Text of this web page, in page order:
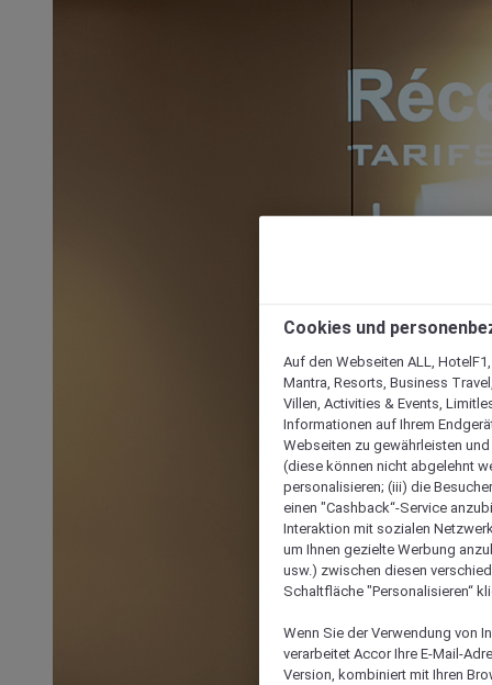
Cookies und
Auf den Webseiten ALL,
Mantra, Resorts, Business
Villen, Activities & Events,
Informationen auf Ihrem
Webseiten zu gewährleisten
(diese können nicht abgelehnt
personalisieren; (iii) die
einen "Cashback“-Service
Interaktion mit sozialen
um Ihnen gezielte Werbung
usw.) zwischen diesen
Schaltfläche "Personalisieren“
Wenn Sie der Verwendung von
verarbeitet Accor Ihre E-Mail-
Version, kombiniert mit Ihren